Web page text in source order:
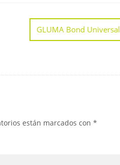
GLUMA Bond Universal
están marcados con *